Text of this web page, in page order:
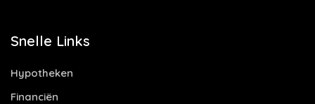
Snelle Links
Hypotheken
Financiën